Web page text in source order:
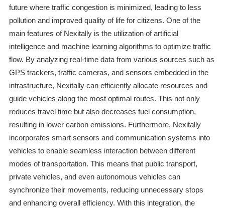
future where traffic congestion is minimized, leading to less
pollution and improved quality of life for citizens. One of the
main features of Nexitally is the utilization of artificial
intelligence and machine learning algorithms to optimize traffic
flow. By analyzing real-time data from various sources such as
GPS trackers, traffic cameras, and sensors embedded in the
infrastructure, Nexitally can efficiently allocate resources and
guide vehicles along the most optimal routes. This not only
reduces travel time but also decreases fuel consumption,
resulting in lower carbon emissions. Furthermore, Nexitally
incorporates smart sensors and communication systems into
vehicles to enable seamless interaction between different
modes of transportation. This means that public transport,
private vehicles, and even autonomous vehicles can
synchronize their movements, reducing unnecessary stops
and enhancing overall efficiency. With this integration, the